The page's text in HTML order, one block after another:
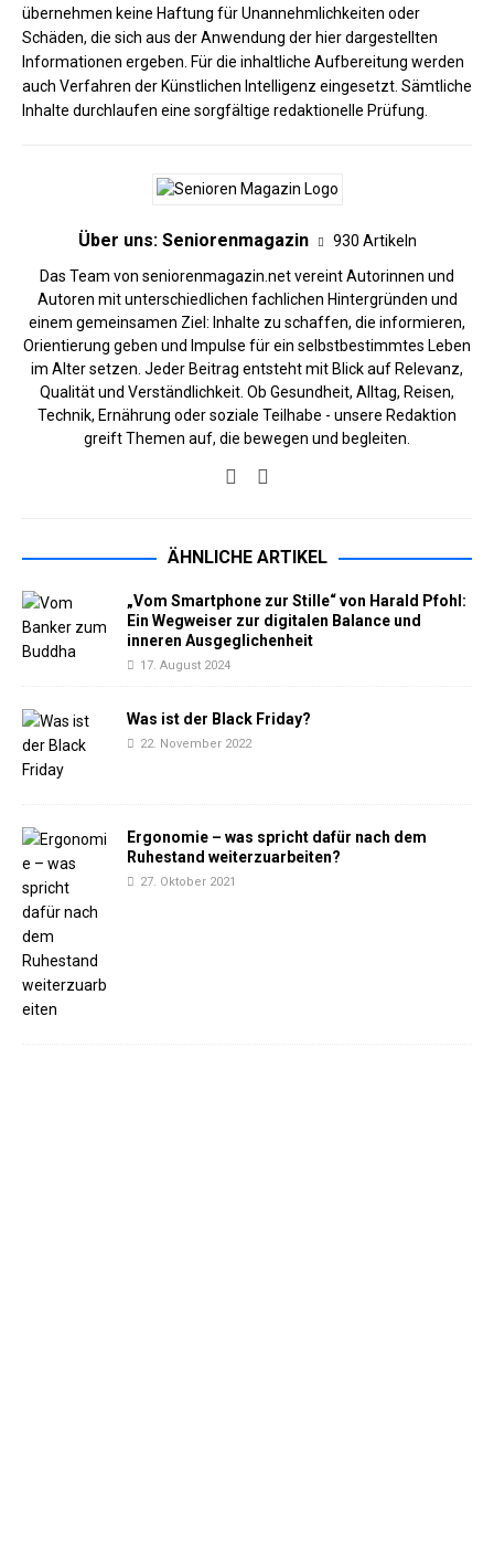
übernehmen keine Haftung für Unannehmlichkeiten oder
Schäden, die sich aus der Anwendung der hier dargestellten
Informationen ergeben. Für die inhaltliche Aufbereitung werden
auch Verfahren der Künstlichen Intelligenz eingesetzt. Sämtliche
Inhalte durchlaufen eine sorgfältige redaktionelle Prüfung.
Über uns: Seniorenmagazin 930 Artikeln
Das Team von seniorenmagazin.net vereint Autorinnen und
Autoren mit unterschiedlichen fachlichen Hintergründen und
einem gemeinsamen Ziel: Inhalte zu schaffen, die informieren,
Orientierung geben und Impulse für ein selbstbestimmtes Leben
im Alter setzen. Jeder Beitrag entsteht mit Blick auf Relevanz,
Qualität und Verständlichkeit. Ob Gesundheit, Alltag, Reisen,
Technik, Ernährung oder soziale Teilhabe - unsere Redaktion
greift Themen auf, die bewegen und begleiten.
ÄHNLICHE ARTIKEL
„Vom Smartphone zur Stille“ von Harald Pfohl:
Ein Wegweiser zur digitalen Balance und
inneren Ausgeglichenheit
17. August 2024
Was ist der Black Friday?
22. November 2022
Ergonomie – was spricht dafür nach dem
Ruhestand weiterzuarbeiten?
27. Oktober 2021